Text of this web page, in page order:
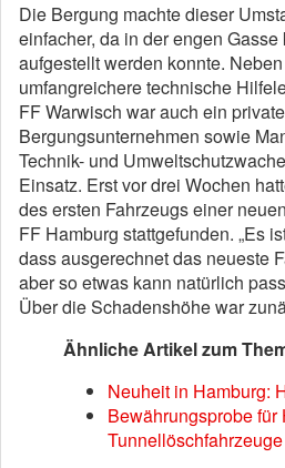
Die Bergung machte dieser
einfacher, da in der engen
aufgestellt werden konnte.
umfangreichere technische
FF Warwisch war auch ein
Bergungsunternehmen sowie
Technik- und
Einsatz. Erst vor drei Wochen
des ersten Fahrzeugs einer
FF Hamburg stattgefunden. „Es
dass ausgerechnet das neueste
aber so etwas kann natürlich
Über die Schadenshöhe war
Ähnliche Artikel zum
Neuheit in Hamburg:
Bewährungsprobe für
Tunnellöschfahrzeuge